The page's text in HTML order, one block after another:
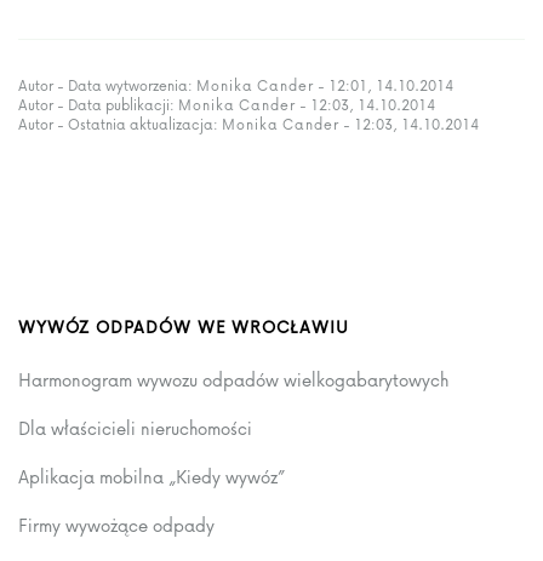
Autor - Data wytworzenia: Monika Cander - 12:01, 14.10.2014
Autor - Data publikacji: Monika Cander - 12:03, 14.10.2014
Autor - Ostatnia aktualizacja: Monika Cander - 12:03, 14.10.2014
WYWÓZ ODPADÓW WE WROCŁAWIU
Harmonogram wywozu odpadów wielkogabarytowych
Dla właścicieli nieruchomości
Aplikacja mobilna „Kiedy wywóz”
Firmy wywożące odpady